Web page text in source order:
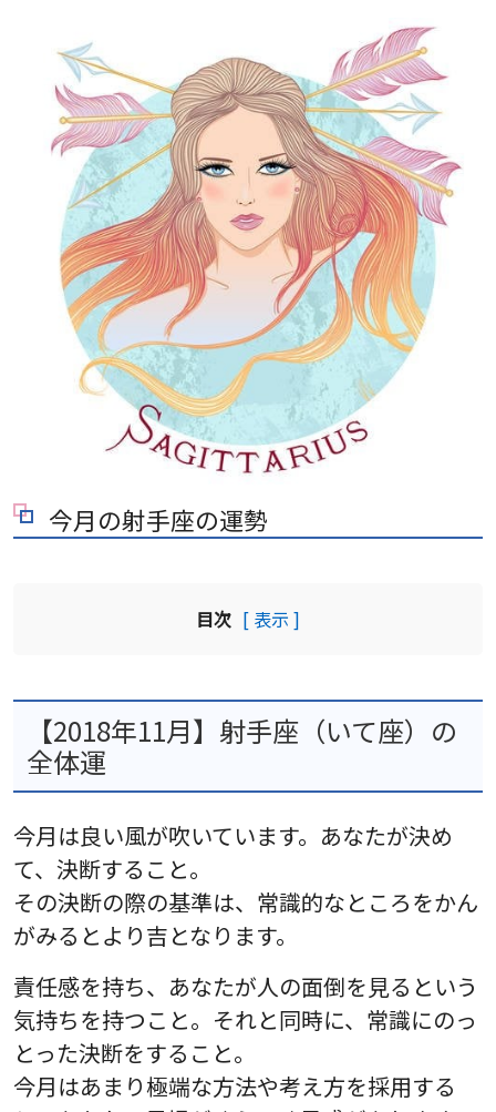
今月の射手座の運勢
目次 [ 表示 ]
【2018年11月】射手座（いて座）の
全体運
今月は良い風が吹いています。あなたが決め
て、決断すること。
その決断の際の基準は、常識的なところをかん
がみるとより吉となります。
責任感を持ち、あなたが人の面倒を見るという
気持ちを持つこと。それと同時に、常識にのっ
とった決断をすること。
今月はあまり極端な方法や考え方を採用する